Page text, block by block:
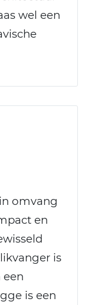
wel een
omvang
en
is
een
is een